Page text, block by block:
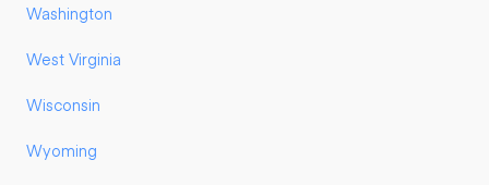
Washington
West Virginia
Wisconsin
Wyoming